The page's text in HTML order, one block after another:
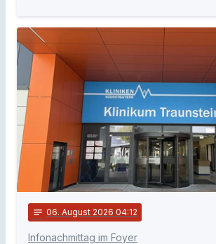
notes 06. August 2026 04:12
Infonachmittag im Foyer